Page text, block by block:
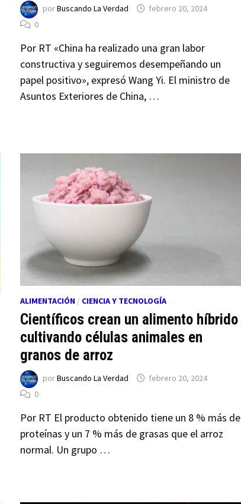
porBuscando La Verdad
febrero 20, 2024
0
Por RT «China ha realizado una gran labor
constructiva y seguiremos desempeñando un
papel positivo», expresó Wang Yi. El ministro de
Asuntos Exteriores de China, …
ALIMENTACIÓN / CIENCIA Y TECNOLOGÍA
Científicos crean un alimento híbrido
cultivando células animales en
granos de arroz
porBuscando La Verdad
febrero 20, 2024
0
Por RT El producto obtenido tiene un 8 % más de
proteínas y un 7 % más de grasas que el arroz
normal. Un grupo …